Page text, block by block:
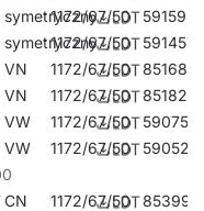
symetryczny
1172/67/50
591594
symetryczny
1172/67/50
591457
VN 1172/67/50
851681
VN 1172/67/50
851827
VW 1172/67/50
590757
VW 1172/67/50
590528
CN 1172/67/50
853999